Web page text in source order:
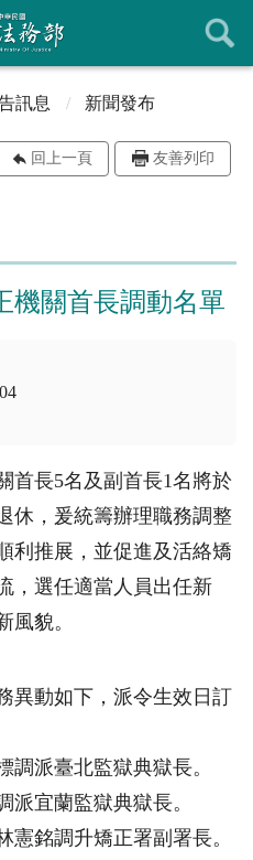
訊息 新聞發布
回上一頁 友善列印
機關首長調動名單
首長5名及副首長1名將於
休，爰統籌辦理職務調整
利推展，並促進及活絡矯
，選任適當人員出任新
風貌。
異動如下，派令生效日訂
調派臺北監獄典獄長。
派宜蘭監獄典獄長。
憲銘調升矯正署副署長。